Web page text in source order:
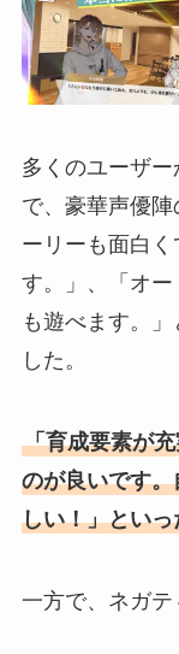
多くのユーザ
で、豪華声優
ーリーも面白
す。」、「オ
も遊べます。
した。
「育成要素が
のが良いです
しい！」とい
一方で、ネガテ